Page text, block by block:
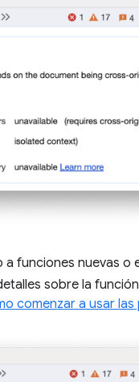
funciones nuevas o
sobre la
comenzar a usar